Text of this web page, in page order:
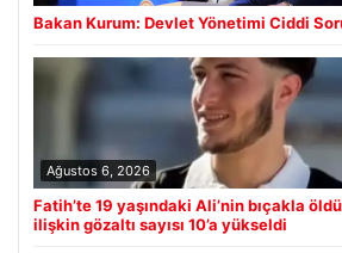
Bakan Kurum: Devlet Yönetimi Ciddi
Ağustos 6, 2026
Fatih’te 19 yaşındaki Ali’nin bıçakla
ilişkin gözaltı sayısı 10’a yükseldi